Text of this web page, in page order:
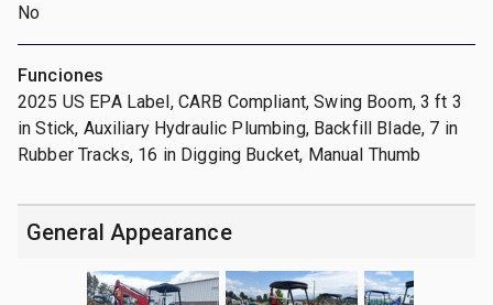
No
Funciones
2025 US EPA Label, CARB Compliant, Swing Boom, 3 ft 3
in Stick, Auxiliary Hydraulic Plumbing, Backfill Blade, 7 in
Rubber Tracks, 16 in Digging Bucket, Manual Thumb
General Appearance